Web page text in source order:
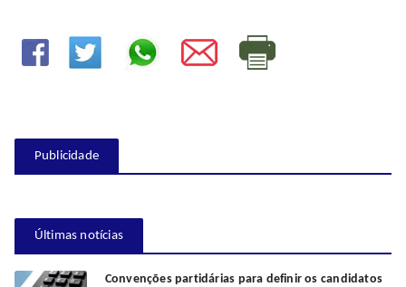
Publicidade
Últimas notícias
Convenções partidárias para definir os candidatos